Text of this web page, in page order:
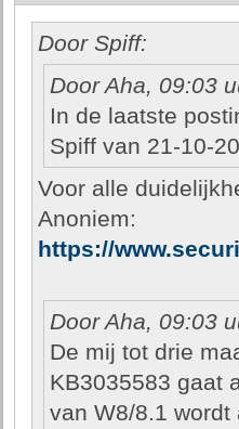
Door Spiff:
Door Aha, 09:03
In de laatste
Spiff van 21-10-
Voor alle
Anoniem:
https://
Door Aha, 09:03
De mij tot drie
KB3035583 gaat
van W8/8.1 wordt